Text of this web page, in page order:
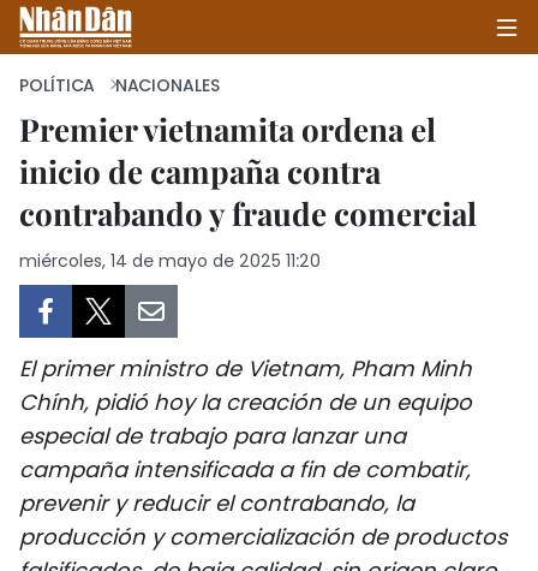
INICIO
POLÍTICA
SALUD - MEDIO AMBIENTE
CULTURA - ENTRETENIMIENTO
INTERNACIONAL
POLÍTICA NACIONALES
Premier vietnamita ordena el
inicio de campaña contra
contrabando y fraude comercial
miércoles, 14 de mayo de 2025 11:20
El primer ministro de Vietnam, Pham Minh
Chính, pidió hoy la creación de un equipo
especial de trabajo para lanzar una
campaña intensificada a fin de combatir,
prevenir y reducir el contrabando, la
producción y comercialización de productos